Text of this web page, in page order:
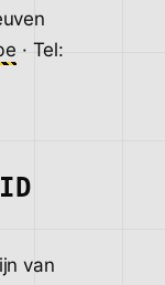
· Tel:
van